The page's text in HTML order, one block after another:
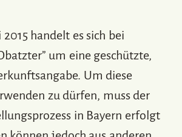
2015 handelt es sich bei
um eine geschützte,
Um diese
zu dürfen, muss der
in Bayern erfolgt